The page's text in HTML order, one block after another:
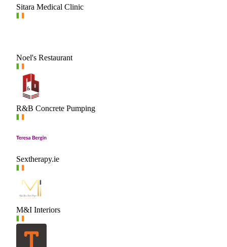
Sitara Medical Clinic
Noel's Restaurant
R&B Concrete Pumping
Sextherapy.ie
M&I Interiors